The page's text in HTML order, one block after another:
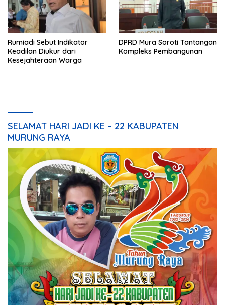
Rumiadi Sebut Indikator
Keadilan Diukur dari
Kesejahteraan Warga
DPRD Mura Soroti Tantangan
Kompleks Pembangunan
SELAMAT HARI JADI KE – 22 KABUPATEN
MURUNG RAYA